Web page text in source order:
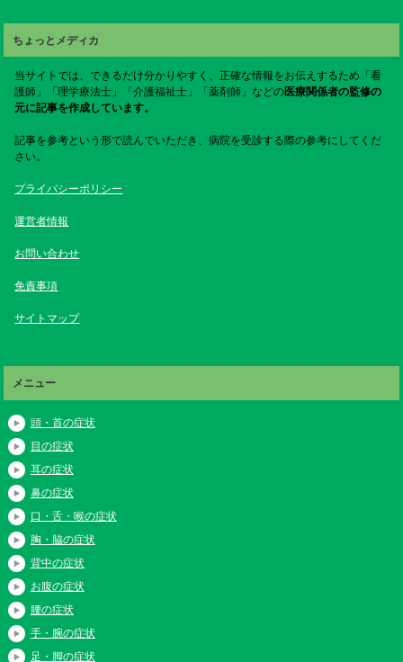
ちょっとメディカ
当サイトでは、できるだけ分かりやすく、正確な情報をお伝えするため「看
護師」「理学療法士」「介護福祉士」「薬剤師」などの医療関係者の監修の
元に記事を作成しています。
記事を参考という形で読んでいただき、病院を受診する際の参考にしてくだ
さい。
プライバシーポリシー
運営者情報
お問い合わせ
免責事項
サイトマップ
メニュー
頭・首の症状
目の症状
耳の症状
鼻の症状
口・舌・喉の症状
胸・脇の症状
背中の症状
お腹の症状
腰の症状
手・腕の症状
足・脚の症状